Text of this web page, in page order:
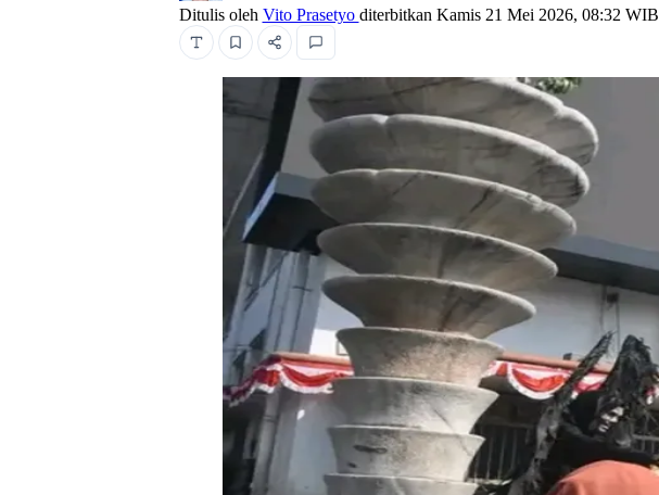
Ditulis oleh Vito Prasetyo diterbitkan Kamis 21 Mei 2026, 08:32 WIB